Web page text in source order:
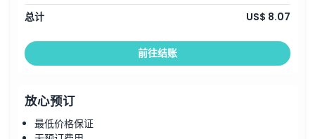
总计 US$ 8.07
前往结账
放心预订
最低价格保证